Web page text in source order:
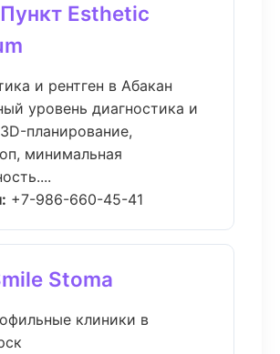
Esthetic
и рентген в Абакан
уровень диагностика и
планирование,
минимальная
+7-986-660-45-41
Stoma
клиники в